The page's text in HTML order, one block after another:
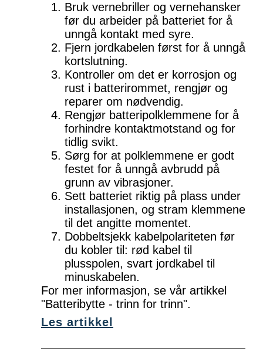
Bruk vernebriller og vernehansker
før du arbeider på batteriet for å
unngå kontakt med syre.
Fjern jordkabelen først for å unngå
kortslutning.
Kontroller om det er korrosjon og
rust i batterirommet, rengjør og
reparer om nødvendig.
Rengjør batteripolklemmene for å
forhindre kontaktmotstand og for
tidlig svikt.
Sørg for at polklemmene er godt
festet for å unngå avbrudd på
grunn av vibrasjoner.
Sett batteriet riktig på plass under
installasjonen, og stram klemmene
til det angitte momentet.
Dobbeltsjekk kabelpolariteten før
du kobler til: rød kabel til
plusspolen, svart jordkabel til
minuskabelen.
For mer informasjon, se vår artikkel
"Batteribytte - trinn for trinn".
Les artikkel